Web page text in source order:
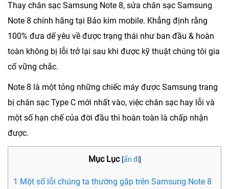
Thay chân sạc Samsung Note 8, sửa chân sạc Samsung
Note 8 chính hãng tại Bảo kim mobile. Khẳng định rằng
100% đưa dế yêu về được trạng thái như ban đầu & hoàn
toàn không bị lỗi trở lại sau khi được kỹ thuật chúng tôi gia
cố vững chắc.
Note 8 là một tỏng những chiếc máy được Samsung trang
bị chân sạc Type C mới nhất vào, việc chân sạc hay lỗi và
một số hạn chế của đời đầu thì hoàn toàn là chấp nhận
được.
Mục Lục [ẩn đi]
1 Một số lỗi chúng ta thường gặp trên Samsung Note 8